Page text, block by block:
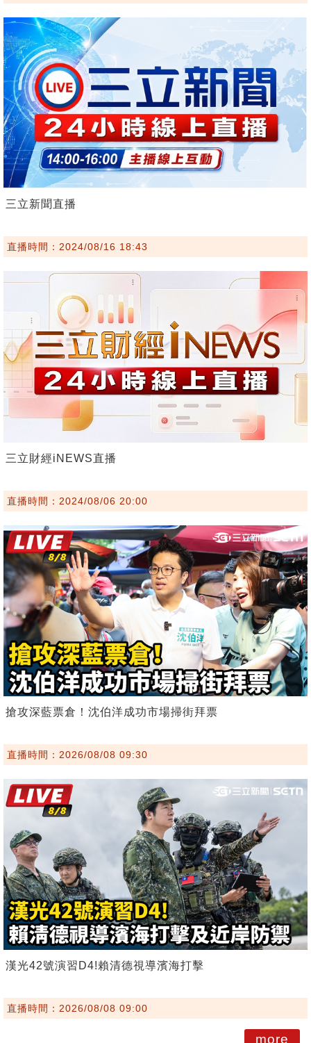
三立新聞直播
直播時間：2024/08/16 18:43
三立財經iNEWS直播
直播時間：2024/08/06 20:00
搶攻深藍票倉！沈伯洋成功市場掃街拜票
直播時間：2026/08/08 09:30
漢光42號演習D4!賴清德視導濱海打擊
直播時間：2026/08/08 09:00
more